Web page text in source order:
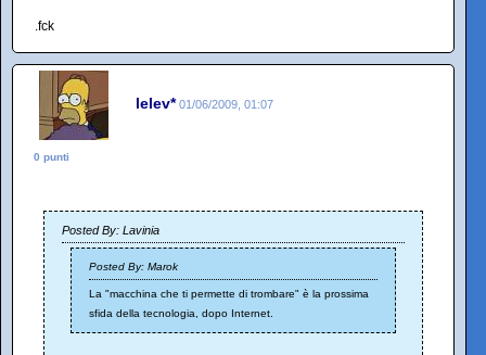
.fck
lelev* 01/06/2009, 01:07
0 punti
Posted By: Lavinia
Posted By: Marok
La "macchina che ti permette di trombare" è la prossima
sfida della tecnologia, dopo Internet.